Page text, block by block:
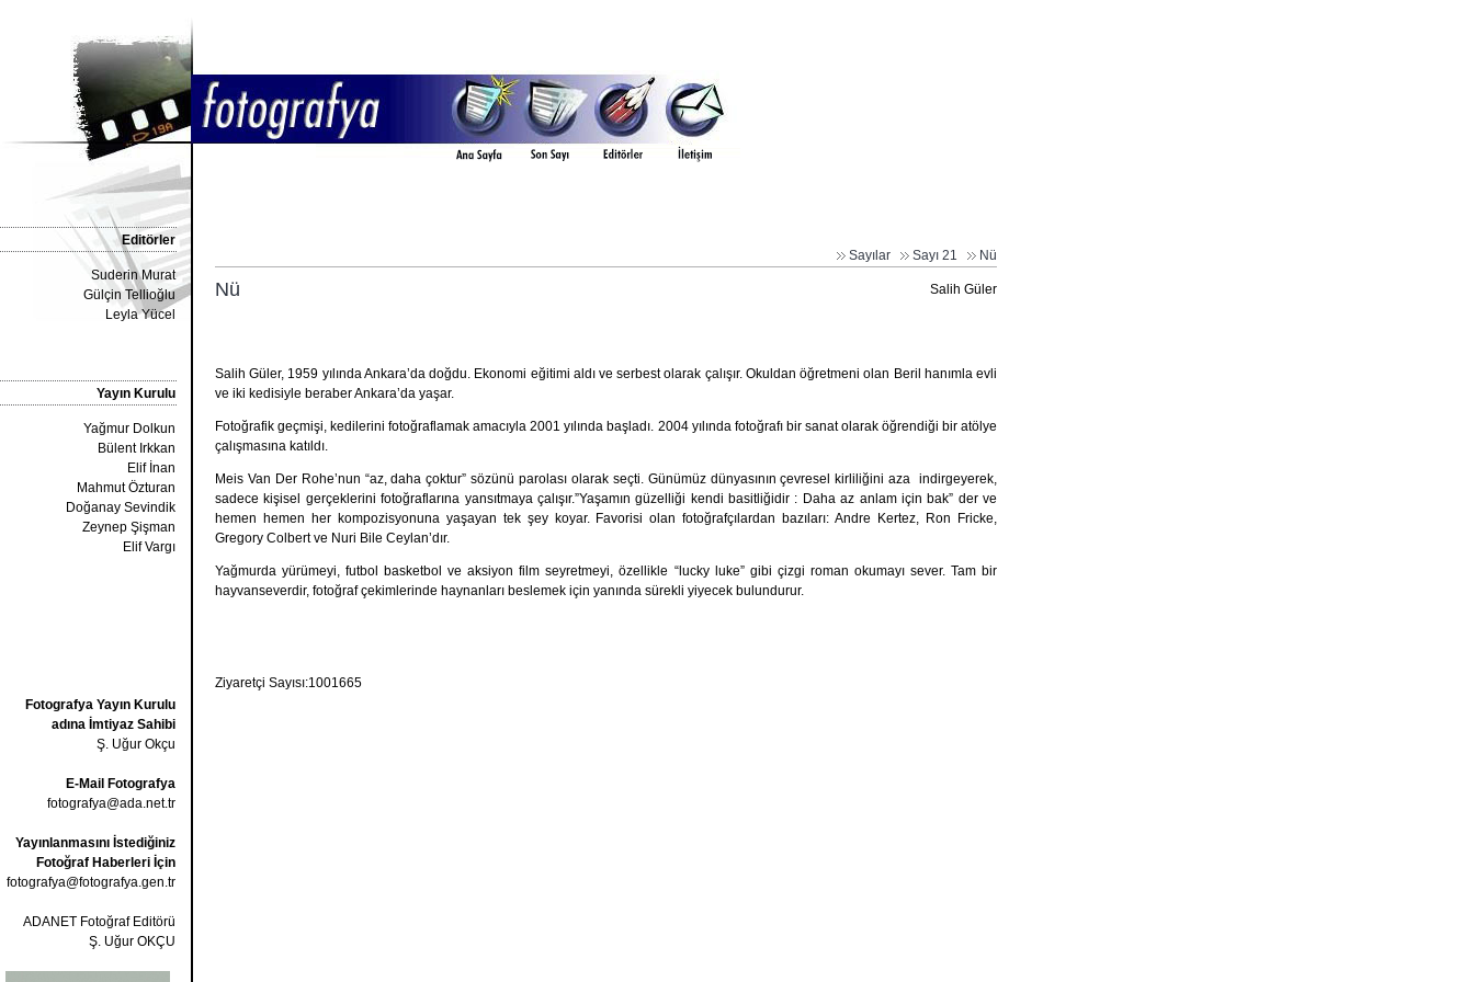
Editörler
Suderin Murat
Gülçin Tellioğlu
Leyla Yücel
Yayın Kurulu
Yağmur Dolkun
Bülent Irkkan
Elif İnan
Mahmut Özturan
Doğanay Sevindik
Zeynep Şişman
Elif Vargı
Fotografya Yayın Kurulu
adına İmtiyaz Sahibi
Ş. Uğur Okçu
E-Mail Fotografya
fotografya@ada.net.tr
Yayınlanmasını İstediğiniz
Fotoğraf Haberleri İçin
fotografya@fotografya.gen.tr
ADANET Fotoğraf Editörü
Ş. Uğur OKÇU
Sayılar Sayı 21 Nü
Nü Salih Güler
Salih Güler, 1959 yılında Ankara’da doğdu. Ekonomi eğitimi aldı ve serbest olarak çalışır. Okuldan öğretmeni olan Beril hanımla evli
ve iki kedisiyle beraber Ankara’da yaşar.
Fotoğrafik geçmişi, kedilerini fotoğraflamak amacıyla 2001 yılında başladı. 2004 yılında fotoğrafı bir sanat olarak öğrendiği bir atölye
çalışmasına katıldı.
Meis Van Der Rohe’nun “az, daha çoktur” sözünü parolası olarak seçti. Günümüz dünyasının çevresel kirliliğini aza indirgeyerek,
sadece kişisel gerçeklerini fotoğraflarına yansıtmaya çalışır.”Yaşamın güzelliği kendi basitliğidir : Daha az anlam için bak” der ve
hemen hemen her kompozisyonuna yaşayan tek şey koyar. Favorisi olan fotoğrafçılardan bazıları: Andre Kertez, Ron Fricke,
Gregory Colbert ve Nuri Bile Ceylan’dır.
Yağmurda yürümeyi, futbol basketbol ve aksiyon film seyretmeyi, özellikle “lucky luke” gibi çizgi roman okumayı sever. Tam bir
hayvanseverdir, fotoğraf çekimlerinde haynanları beslemek için yanında sürekli yiyecek bulundurur.
Ziyaretçi Sayısı:1001665